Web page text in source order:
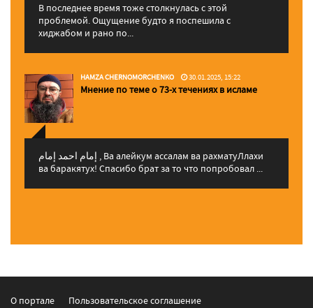
В последнее время тоже столкнулась с этой
проблемой. Ощущение будто я поспешила с
хиджабом и рано по...
HAMZA CHERNOMORCHENKO 30.01.2025, 15:22
Мнение по теме о 73-х течениях в исламе
إمام احمد إمام , Ва алейкум ассалам ва рахматуЛлахи
ва баракятух! Спасибо брат за то что попробовал ...
О портале Пользовательское соглашение